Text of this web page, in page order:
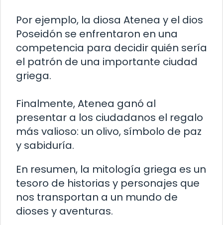
Por ejemplo, la diosa Atenea y el dios
Poseidón se enfrentaron en una
competencia para decidir quién sería
el patrón de una importante ciudad
griega.
Finalmente, Atenea ganó al
presentar a los ciudadanos el regalo
más valioso: un olivo, símbolo de paz
y sabiduría.
En resumen, la mitología griega es un
tesoro de historias y personajes que
nos transportan a un mundo de
dioses y aventuras.